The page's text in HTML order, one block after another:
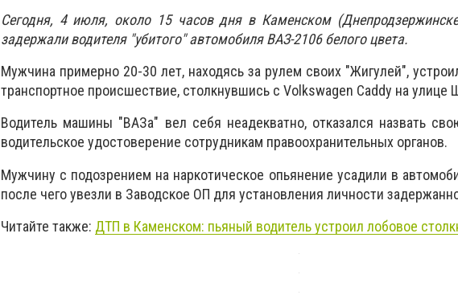
Сегодня, 4 июля, около 15 часов дня в Каменском
задержали водителя "убитого" автомобиля ВАЗ-2106 белого цвета.
Мужчина примерно 20-30 лет, находясь за рулем своих "Жигулей",
транспортное происшествие, столкнувшись с Volkswagen Caddy на улице
Водитель машины "ВАЗа" вел себя неадекватно, отказался назвать
водительское удостоверение сотрудникам правоохранительных органов.
Мужчину c подозрением на наркотическое опьянение усадили в
после чего увезли в Заводское ОП для установления личности
Читайте также: ДТП в Каменском: пьяный водитель устроил лобовое